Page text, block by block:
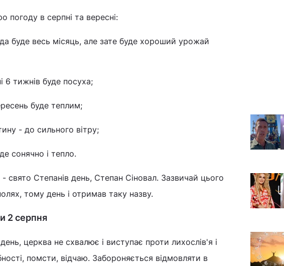
погоду в серпні та вересні:
буде весь місяць, але зате буде хороший урожай
6 тижнів буде посуха;
буде теплим;
- до сильного вітру;
сонячно і тепло.
свято Степанів день, Степан Сіновал. Зазвичай цього
тому день і отримав таку назву.
2 серпня
церква не схвалює і виступає проти лихослів'я і
помсти, відчаю. Забороняється відмовляти в